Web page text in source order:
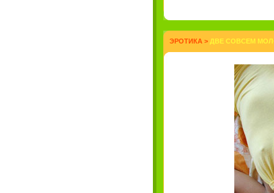
ЭРОТИКА > ДВЕ СОВСЕМ